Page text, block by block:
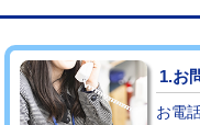
マス交換（深さ50㎝以
コンクリート斫り（厚
コンクリート斫り（厚
1.お
お電